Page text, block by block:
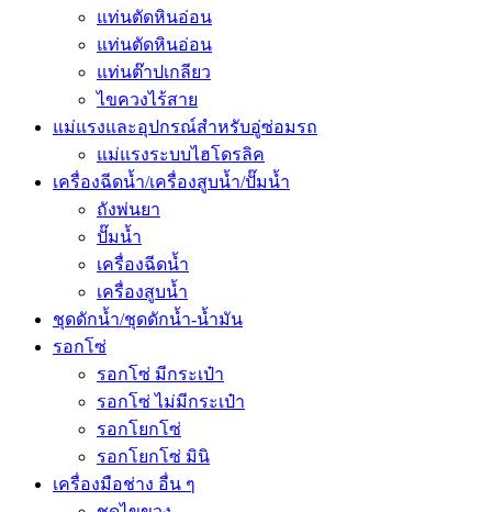
แท่นตัดหินอ่อน
แท่นตัดหินอ่อน
แท่นต๊าปเกลียว
ไขควงไร้สาย
แม่แรงและอุปกรณ์สำหรับอู่ซ่อมรถ
แม่แรงระบบไฮโดรลิค
เครื่องฉีดน้ำ/เครื่องสูบน้ำ/ปั๊มน้ำ
ถังพ่นยา
ปั๊มน้ำ
เครื่องฉีดน้ำ
เครื่องสูบน้ำ
ชุดดักน้ำ/ชุดดักน้ำ-น้ำมัน
รอกโซ่
รอกโซ่ มีกระเป๋า
รอกโซ่ ไม่มีกระเป๋า
รอกโยกโซ่
รอกโยกโซ่ มินิ
เครื่องมือช่าง อื่น ๆ